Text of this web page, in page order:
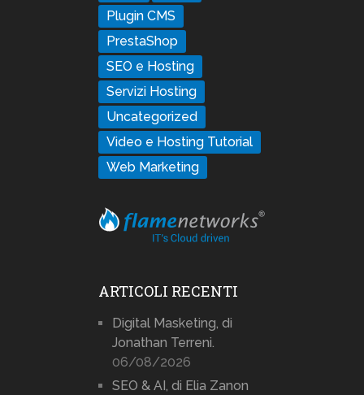
Plugin CMS
PrestaShop
SEO e Hosting
Servizi Hosting
Uncategorized
Video e Hosting Tutorial
Web Marketing
ARTICOLI RECENTI
Digital Masketing, di
Jonathan Terreni.
06/08/2026
SEO & AI, di Elia Zanon